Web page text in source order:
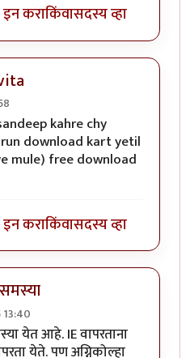
कराकिंवासदस्य व्हा
kahre chy
download kart yetil
mule) free download
कराकिंवासदस्य व्हा
येत आहे. IE वापरताना
येते. पण अग्निकोल्हा